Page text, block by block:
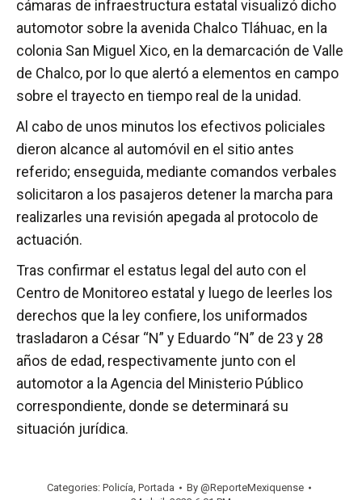
cámaras de infraestructura estatal visualizó dicho
automotor sobre la avenida Chalco Tláhuac, en la
colonia San Miguel Xico, en la demarcación de Valle
de Chalco, por lo que alertó a elementos en campo
sobre el trayecto en tiempo real de la unidad.
Al cabo de unos minutos los efectivos policiales
dieron alcance al automóvil en el sitio antes
referido; enseguida, mediante comandos verbales
solicitaron a los pasajeros detener la marcha para
realizarles una revisión apegada al protocolo de
actuación.
Tras confirmar el estatus legal del auto con el
Centro de Monitoreo estatal y luego de leerles los
derechos que la ley confiere, los uniformados
trasladaron a César “N” y Eduardo “N” de 23 y 28
años de edad, respectivamente junto con el
automotor a la Agencia del Ministerio Público
correspondiente, donde se determinará su
situación jurídica.
Categories: Policía, Portada By @ReporteMexiquense